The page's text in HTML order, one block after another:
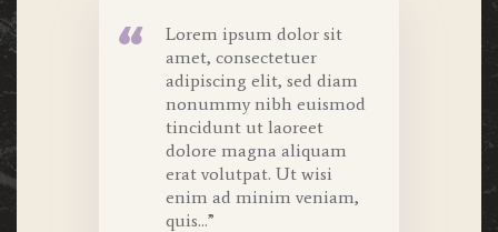
Lorem ipsum dolor sit
amet, consectetuer
adipiscing elit, sed diam
nonummy nibh euismod
tincidunt ut laoreet
dolore magna aliquam
erat volutpat. Ut wisi
enim ad minim veniam,
quis...”